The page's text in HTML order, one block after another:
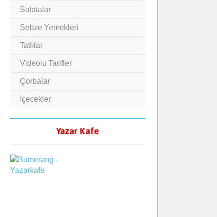
Salatalar
Sebze Yemekleri
Tatlılar
Videolu Tarifler
Çorbalar
İçecekler
Yazar Kafe